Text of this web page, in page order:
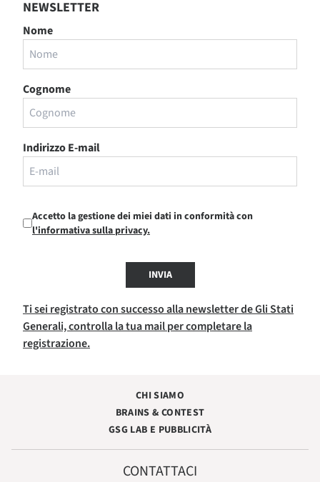
NEWSLETTER
Nome
Cognome
Indirizzo E-mail
Accetto la gestione dei miei dati in conformità con
l'informativa sulla privacy.
INVIA
Ti sei registrato con successo alla newsletter de Gli Stati
Generali, controlla la tua mail per completare la
registrazione.
CHI SIAMO
BRAINS & CONTEST
GSG LAB E PUBBLICITÀ
CONTATTACI